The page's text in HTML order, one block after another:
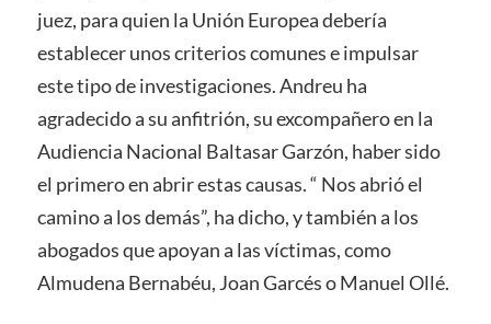
juez, para quien la Unión Europea debería
establecer unos criterios comunes e impulsar
este tipo de investigaciones. Andreu ha
agradecido a su anfitrión, su excompañero en la
Audiencia Nacional Baltasar Garzón, haber sido
el primero en abrir estas causas. “ Nos abrió el
camino a los demás”, ha dicho, y también a los
abogados que apoyan a las víctimas, como
Almudena Bernabéu, Joan Garcés o Manuel Ollé.